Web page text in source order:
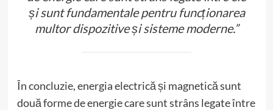
și sunt fundamentale pentru funcționarea
multor dispozitive și sisteme moderne.”
În concluzie, energia electrică și magnetică sunt
două forme de energie care sunt strâns legate între